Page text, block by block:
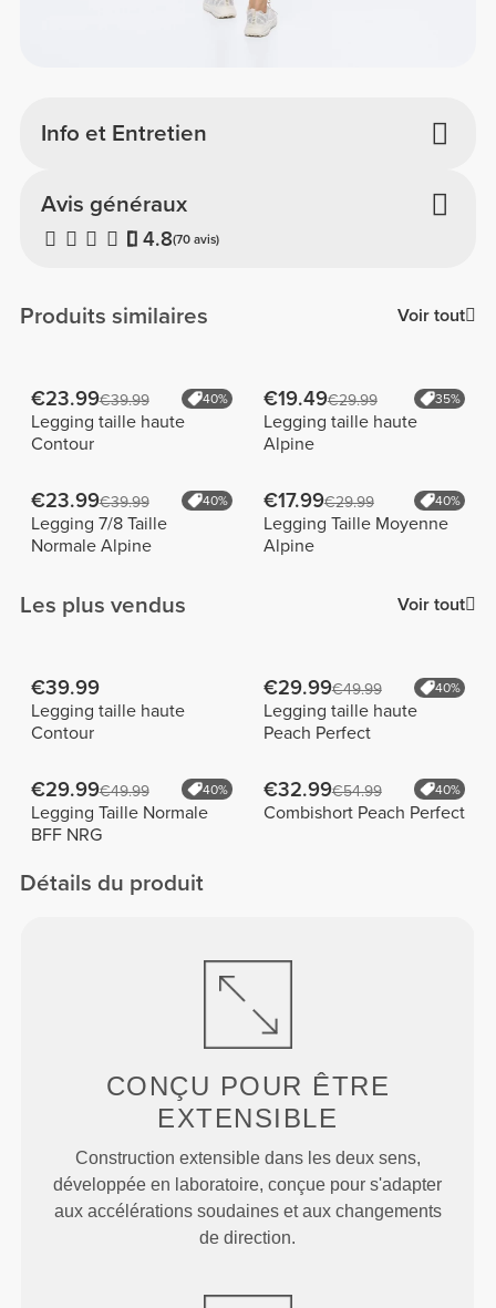
Info et Entretien
Avis généraux
4.8(70 avis)
Produits similaires Voir tout
€23.99€39.99 40%
Legging taille haute
Contour
€19.49€29.99 35%
Legging taille haute
Alpine
€23.99€39.99 40%
Legging 7/8 Taille
Normale Alpine
€17.99€29.99 40%
Legging Taille Moyenne
Alpine
Les plus vendus Voir tout
€39.99
Legging taille haute
Contour
€29.99€49.99 40%
Legging taille haute
Peach Perfect
€29.99€49.99 40%
Legging Taille Normale
BFF NRG
€32.99€54.99 40%
Combishort Peach Perfect
Détails du produit
CONÇU POUR ÊTRE
EXTENSIBLE
Construction extensible dans les deux sens,
développée en laboratoire, conçue pour s'adapter
aux accélérations soudaines et aux changements
de direction.